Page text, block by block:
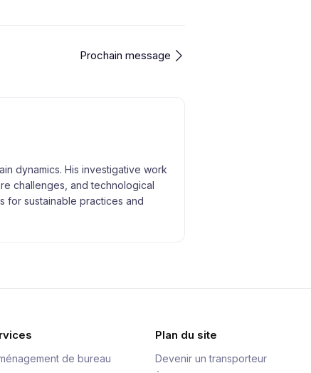
Prochain message
dynamics. His investigative work
challenges, and technological
for sustainable practices and
de bureau
Plan du site
Devenir un transporteur